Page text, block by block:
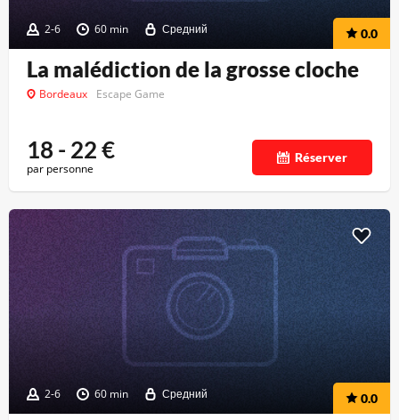
2-6 60 min Средний 0.0
La malédiction de la grosse cloche
Bordeaux Escape Game
18 - 22€
par personne
Réserver
2-6 60 min Средний 0.0